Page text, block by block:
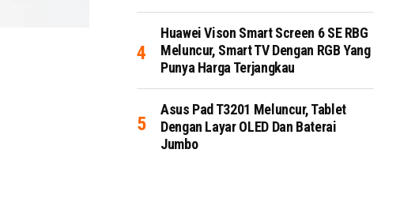
Huawei Vison Smart Screen 6 SE RBG
Meluncur, Smart TV Dengan RGB Yang
Punya Harga Terjangkau
Asus Pad T3201 Meluncur, Tablet
Dengan Layar OLED Dan Baterai
Jumbo